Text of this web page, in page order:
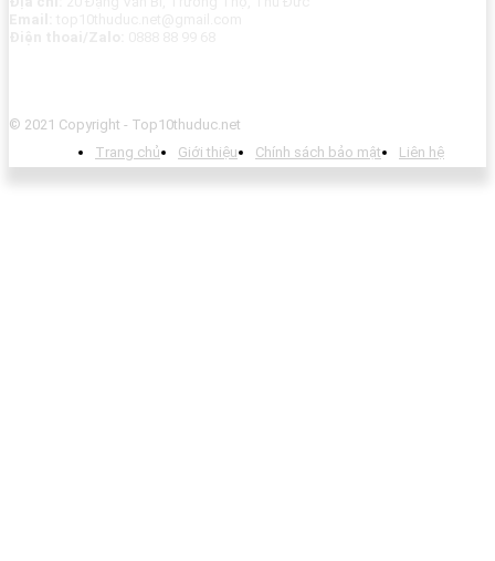
© 2021 Copyright - Top10thuduc.net
Trang chủ
Giới thiệu Chính sách bảo mật Liên hệ